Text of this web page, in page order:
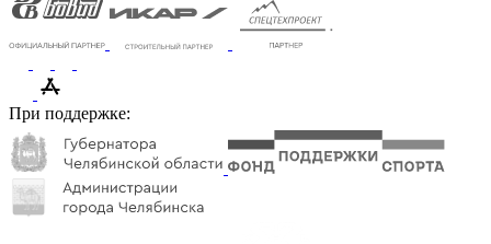
При поддержке: